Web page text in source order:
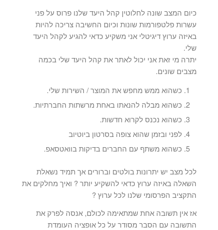
כיום המצב שונה לחלוטין קהל היעד שלנו פרוס על פני
עשרות פלטפורמות שונות וכיום החשיבה צריכה להיות
באיזה ערוץ דיגיטלי אני משקיע כדאי להגיע לקהל היעד
שלי.
יתרה מי זאת אני יכול לאתר את קהל היעד שלי בכמה
מצבים שונים.
כשהוא ממש מחפש את המוצר / השירות שלי.
כשהוא מבלה להנאתו באחת מרשתות החברתיות.
כשהוא נכנס לקרוא חדשות.
לפני ובזמן שהוא צופה בסרטון ביוטיוב
כשהוא משתף עם החברים בדיקות בוואטסאפ.
לכל מצב יש יתרונות בולטים וברורים אך תמיד נשאלת
השאלה באיזה ערוץ כדאי להשקיע יותר ? ואיך מחלקים את
התקציב הפרסומי שלנו לכל ערוץ ?
אז אין תשובה אחת שמתאימה לכולם, אנסה לפרק את
התשובה עם הסבר מסודר על כל אופציה העומדת